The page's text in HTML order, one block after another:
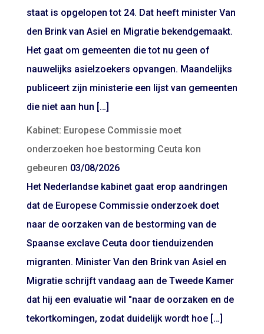
staat is opgelopen tot 24. Dat heeft minister Van
den Brink van Asiel en Migratie bekendgemaakt.
Het gaat om gemeenten die tot nu geen of
nauwelijks asielzoekers opvangen. Maandelijks
publiceert zijn ministerie een lijst van gemeenten
die niet aan hun […]
Kabinet: Europese Commissie moet
onderzoeken hoe bestorming Ceuta kon
gebeuren 03/08/2026
Het Nederlandse kabinet gaat erop aandringen
dat de Europese Commissie onderzoek doet
naar de oorzaken van de bestorming van de
Spaanse exclave Ceuta door tienduizenden
migranten. Minister Van den Brink van Asiel en
Migratie schrijft vandaag aan de Tweede Kamer
dat hij een evaluatie wil "naar de oorzaken en de
tekortkomingen, zodat duidelijk wordt hoe […]